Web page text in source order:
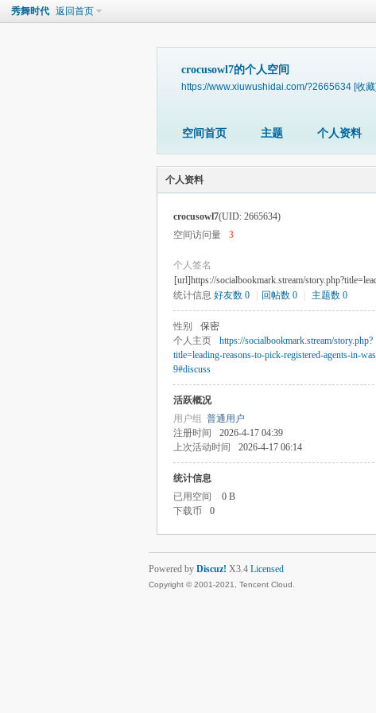
秀舞时代 返回首页
crocusowl7的个人空间
https://www.xiuwushidai.com/?2665634 [收
空间首页 主题 个人资料
个人资料
crocusowl7(UID: 2665634)
空间访问量
3
个人签名
[url]https://socialbookmark.stream/
统计信息 好友数 0 回帖数 0 主题数 0
性别 保密
个人主页
https://socialbookmark.stream/story.php?
title=leading-reasons-to-pick-registered-agents-in-
9#discuss
活跃概况
用户组 普通用户
注册时间
2026-4-17 04:39
上次活动时间
2026-4-17 06:14
统计信息
已用空间
0 B
下载币
0
Powered by Discuz! X3.4 Licensed
Copyright © 2001-2021, Tencent Cloud.